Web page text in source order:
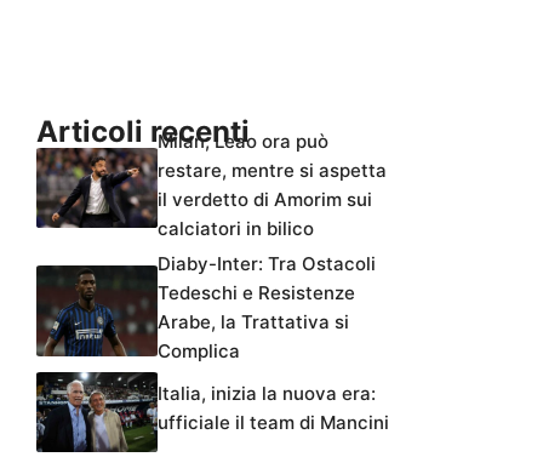
Articoli recenti
Milan, Leao ora può
restare, mentre si aspetta
il verdetto di Amorim sui
calciatori in bilico
Diaby-Inter: Tra Ostacoli
Tedeschi e Resistenze
Arabe, la Trattativa si
Complica
Italia, inizia la nuova era:
ufficiale il team di Mancini